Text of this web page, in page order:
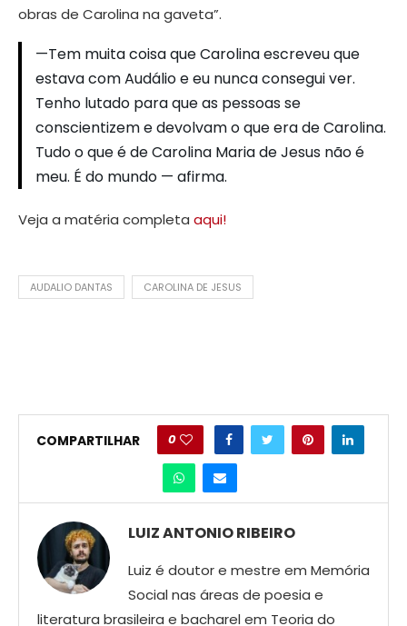
obras de Carolina na gaveta”.
—Tem muita coisa que Carolina escreveu que
estava com Audálio e eu nunca consegui ver.
Tenho lutado para que as pessoas se
conscientizem e devolvam o que era de Carolina.
Tudo o que é de Carolina Maria de Jesus não é
meu. É do mundo — afirma.
Veja a matéria completa aqui!
AUDALIO DANTAS CAROLINA DE JESUS
COMPARTILHAR 0
LUIZ ANTONIO RIBEIRO
Luiz é doutor e mestre em Memória
Social nas áreas de poesia e
literatura brasileira e bacharel em Teoria do